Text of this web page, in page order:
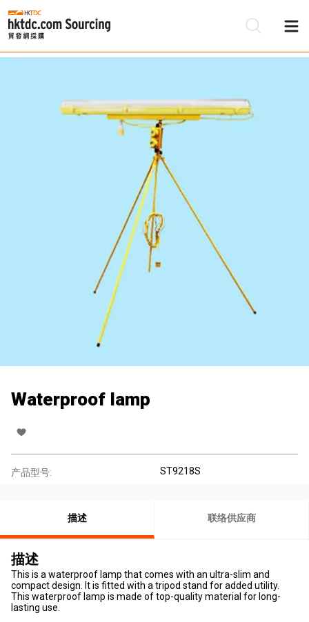
Waterproof lamp
产品型号: ST9218S
描述 联络供应商
描述
This is a waterproof lamp that comes with an ultra-slim and
compact design. It is fitted with a tripod stand for added utility.
This waterproof lamp is made of top-quality material for long-
lasting use.